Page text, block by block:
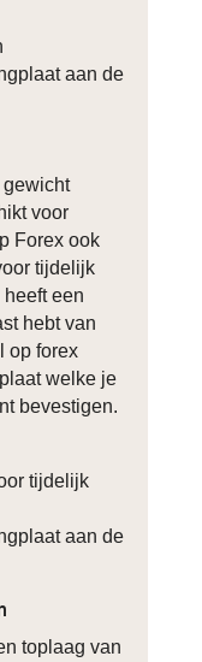
aan de
gewicht
voor
Forex ook
tijdelijk
een
hebt van
op forex
welke je
bevestigen.
tijdelijk
aan de
toplaag van